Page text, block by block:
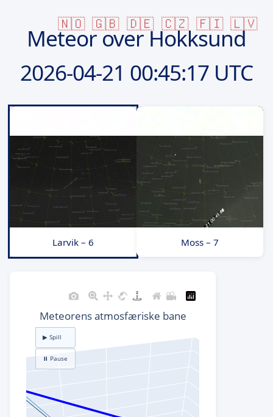
🇳🇴 🇬🇧 🇩🇪 🇨🇿 🇫🇮 🇱🇻
Meteor over Hokksund
2026-04-21 00:45:17 UTC
Larvik – 6 Moss – 7